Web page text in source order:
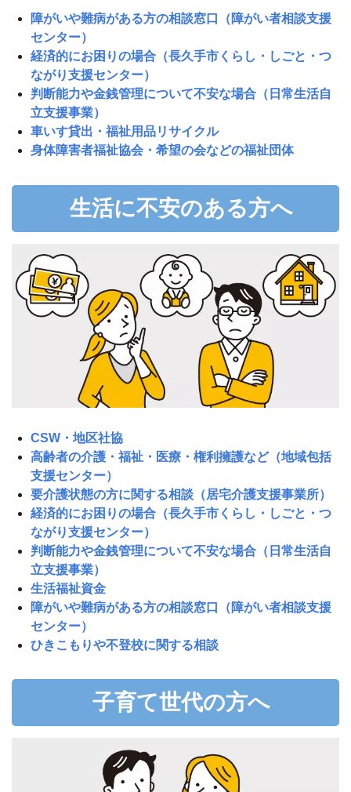
障がいや難病がある方の相談窓口（障がい者相談支援
センター）
経済的にお困りの場合（長久手市くらし・しごと・つ
ながり支援センター）
判断能力や金銭管理について不安な場合（日常生活自
立支援事業）
車いす貸出・福祉用品リサイクル
身体障害者福祉協会・希望の会などの福祉団体
生活に不安のある方へ
CSW・地区社協
高齢者の介護・福祉・医療・権利擁護など（地域包括
支援センター）
要介護状態の方に関する相談（居宅介護支援事業所）
経済的にお困りの場合（長久手市くらし・しごと・つ
ながり支援センター）
判断能力や金銭管理について不安な場合（日常生活自
立支援事業）
生活福祉資金
障がいや難病がある方の相談窓口（障がい者相談支援
センター）
ひきこもりや不登校に関する相談
子育て世代の方へ